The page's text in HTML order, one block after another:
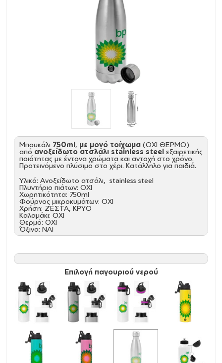
Mπουκάλι 750ml, με μονό τοίχωμα (ΟΧΙ ΘΕΡΜΟ)
από ανοξείδωτο ατσλάλι stainless steel εξαιρετικής
ποιότητας με έντονα χρώματα και αντοχή στο χρόνο.
Προτεινόμενο πλύσιμο στο χέρι. Κατάλληλο για παιδιά.
Υλικό: Ανοξείδωτο ατσάλι, stainless steel
Πλυντήριο πιάτων: ΟΧΙ
Χωρητικότητα: 750ml
Φούρνος μικροκυμάτων: ΟΧΙ
Χρήση: ΖΕΣΤΑ, ΚΡΥΟ
Καλαμάκι: ΟΧΙ
Θερμό: ΟΧΙ
Όξινα: NAI
νερό
Κρατήστε το ακάλυπτο και άδειο για την αποθήκευση,
Δεν είναι ασφαλές στο πλυντήριο πιάτων, Δεν είναι
κατάλληλο για φούρνο μικροκυμάτων, Μην καταψύχετε.
Επιλογή παγουριού νερού